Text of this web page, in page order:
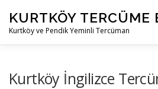
geçKURTKÖY TERCÜME
Kurtköy ve Pendik Yeminli Tercüman
Kurtköy İngilizce